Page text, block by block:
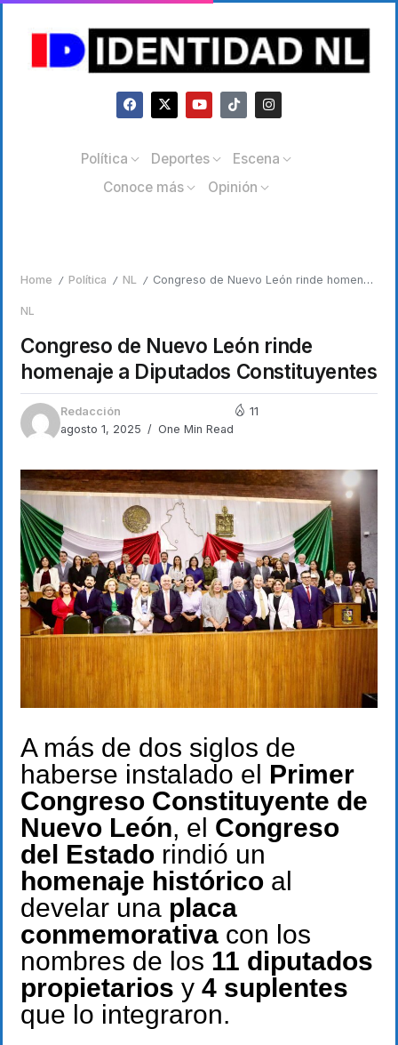
Política Deportes
Escena
Conoce más
Opinión
Home / Política / NL / Congreso de Nuevo León rinde homenaje a Diputados Constituyentes
NL
Congreso de Nuevo León rinde
homenaje a Diputados Constituyentes
Redacción
agosto 1, 2025
One Min Read
11
A más de dos siglos de
haberse instalado el Primer
Congreso Constituyente de
Nuevo León, el Congreso
del Estado rindió un
homenaje histórico al
develar una placa
conmemorativa con los
nombres de los 11 diputados
propietarios y 4 suplentes
que lo integraron.